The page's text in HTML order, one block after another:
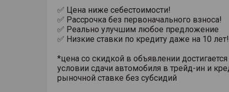
✅ Цена ниже себестоимости!
✅ Рассрочка без первоначального взноса!
✅ Реально улучшим любое предложение
✅ Низкие ставки по кредиту даже на 10 лет!
*цена со скидкой в объявлении
условии сдачи автомобиля в трейд-ин и
рыночной ставке без субсидий